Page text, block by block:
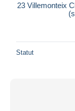
23 Villemonteix
Statut